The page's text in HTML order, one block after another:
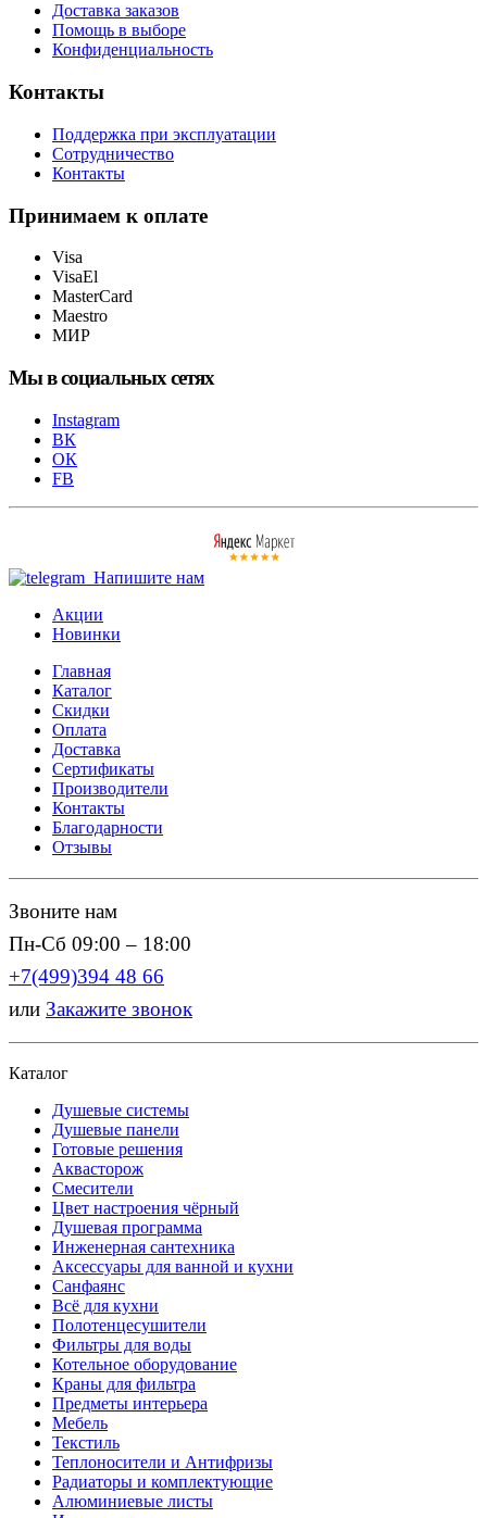
Доставка заказов
Помощь в выборе
Конфиденциальность
Контакты
Поддержка при эксплуатации
Сотрудничество
Контакты
Принимаем к оплате
Visa
VisaEl
MasterCard
Maestro
МИР
Мы в социальных сетях
Instagram
ВК
ОК
FB
Напишите нам
Акции
Новинки
Главная
Каталог
Скидки
Оплата
Доставка
Сертификаты
Производители
Контакты
Благодарности
Отзывы
Звоните нам
Пн-Сб 09:00 – 18:00
+7(499)394 48 66
или Закажите звонок
Каталог
Душевые системы
Душевые панели
Готовые решения
Аквасторож
Смесители
Цвет настроения чёрный
Душевая программа
Инженерная сантехника
Аксессуары для ванной и кухни
Санфаянс
Всё для кухни
Полотенцесушители
Фильтры для воды
Котельное оборудование
Краны для фильтра
Предметы интерьера
Мебель
Текстиль
Теплоносители и Антифризы
Радиаторы и комплектующие
Алюминиевые листы